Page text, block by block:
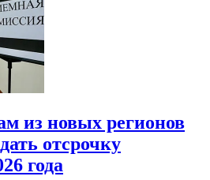
из новых регионов
отсрочку
года